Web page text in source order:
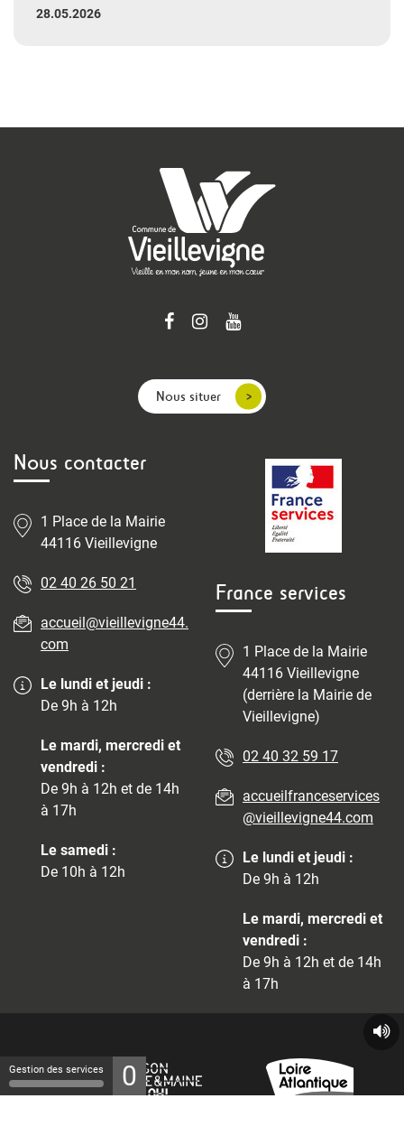
28.05.2026
Nous situer
Nous contacter
1 Place de la Mairie
44116 Vieillevigne
02 40 26 50 21
accueil@vieillevigne44.
com
Le lundi et jeudi :
De 9h à 12h
Le mardi, mercredi et
vendredi :
De 9h à 12h et de 14h
à 17h
Le samedi :
De 10h à 12h
France services
1 Place de la Mairie
44116 Vieillevigne
(derrière la Mairie de
Vieillevigne)
02 40 32 59 17
accueilfranceservices
@vieillevigne44.com
Le lundi et jeudi :
De 9h à 12h
Le mardi, mercredi et
vendredi :
De 9h à 12h et de 14h
à 17h
Gestion des services 0